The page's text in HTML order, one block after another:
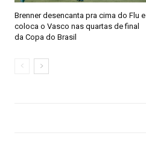
Brenner desencanta pra cima do Flu e
coloca o Vasco nas quartas de final
da Copa do Brasil